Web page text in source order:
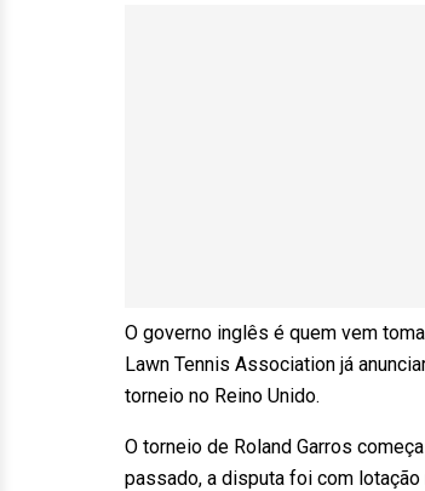
O governo inglês é quem vem
Lawn Tennis Association já
torneio no Reino Unido.
O torneio de Roland Garros
passado, a disputa foi com